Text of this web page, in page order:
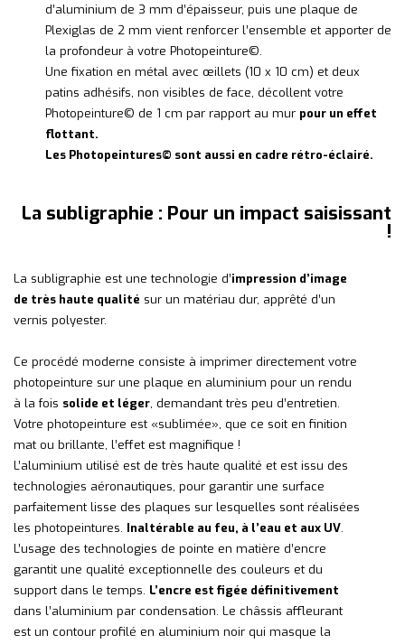
d’aluminium de 3 mm d’épaisseur, puis une plaque de
Plexiglas de 2 mm vient renforcer l’ensemble et apporter de
la profondeur à votre Photopeinture©.
Une fixation en métal avec œillets (10 x 10 cm) et deux
patins adhésifs, non visibles de face, décollent votre
Photopeinture© de 1 cm par rapport au mur pour un effet
flottant.
Les Photopeintures© sont aussi en cadre rétro-éclairé.
La subligraphie : Pour un impact saisissant
!
La subligraphie est une technologie d’impression d’image
de très haute qualité sur un matériau dur, apprêté d’un
vernis polyester.
Ce procédé moderne consiste à imprimer directement votre
photopeinture sur une plaque en aluminium pour un rendu
à la fois solide et léger, demandant très peu d’entretien.
Votre photopeinture est «sublimée», que ce soit en finition
mat ou brillante, l’effet est magnifique !
L’aluminium utilisé est de très haute qualité et est issu des
technologies aéronautiques, pour garantir une surface
parfaitement lisse des plaques sur lesquelles sont réalisées
les photopeintures. Inaltérable au feu, à l’eau et aux UV.
L’usage des technologies de pointe en matière d’encre
garantit une qualité exceptionnelle des couleurs et du
support dans le temps. L’encre est figée définitivement
dans l’aluminium par condensation. Le châssis affleurant
est un contour profilé en aluminium noir qui masque la